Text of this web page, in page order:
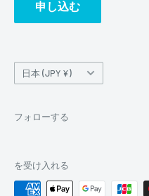
申し込む
国/
地
日本 (JPY ¥)
フォローする
を受け入れる